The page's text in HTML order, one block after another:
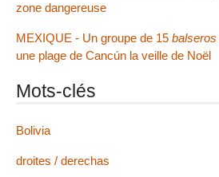
zone dangereuse
MEXIQUE - Un groupe de 15 balseros
une plage de Cancún la veille de Noël
Mots-clés
Bolivia
droites / derechas